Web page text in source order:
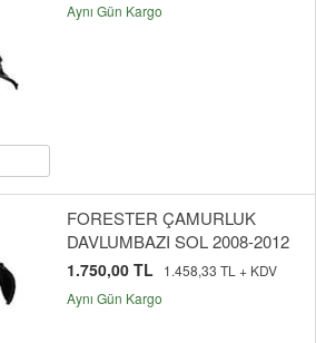
Aynı Gün Kargo
FORESTER ÇAMURLUK
DAVLUMBAZI SOL 2008-2012
1.750,00 TL
1.458,33 TL + KDV
Aynı Gün Kargo